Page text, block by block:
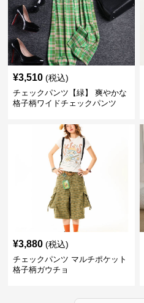
¥3,510 (税込)
チェックパンツ【緑】 爽やかな
格子柄ワイドチェックパンツ
¥3,880 (税込)
チェックパンツ マルチポケット
格子柄ガウチョ